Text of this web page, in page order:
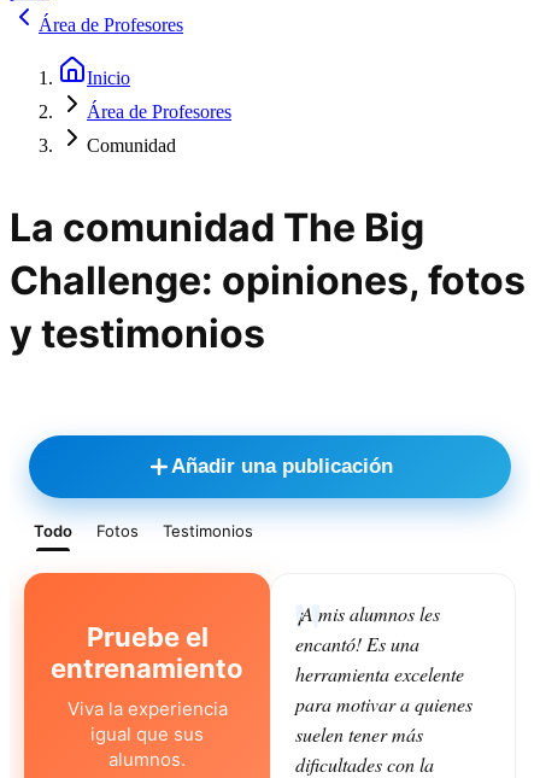
Área de Profesores
Inicio
Área de Profesores
Comunidad
La comunidad The Big
Challenge: opiniones, fotos
y testimonios
Añadir una publicación
Todo Fotos Testimonios
Pruebe el
entrenamiento
Viva la experiencia
igual que sus
alumnos.
¡A mis alumnos les
encantó! Es una
herramienta excelente
para motivar a quienes
suelen tener más
dificultades con la